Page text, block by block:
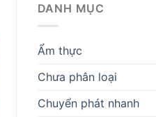
DANH MỤC
Ẩm thực
Chưa phân loại
Chuyển phát nhanh